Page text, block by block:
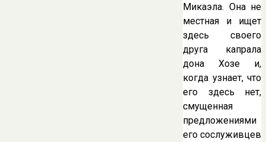
Микаэла. Она не
местная и ищет
здесь своего
друга капрала
дона Хозе и,
когда узнает, что
его здесь нет,
смущенная
предложениями
его сослуживцев